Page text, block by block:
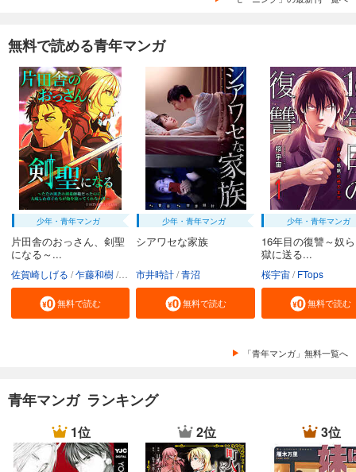
無料で読める青年マンガ
少年・青年マンガ
片田舎のおっさん、剣聖
になる～...
佐賀崎しげる 乍藤和樹 鍋島テツヒロ
無料で読む
少年・青年マンガ
シアワセな家族
市井時計 青沼
無料で読む
少年・青年マンガ
16年目の復讐～奴
獄に送る...
桜宇宙 FTops
無料で読む
「青年マンガ」無料一覧へ
青年マンガ ランキング
1位 2位 3位